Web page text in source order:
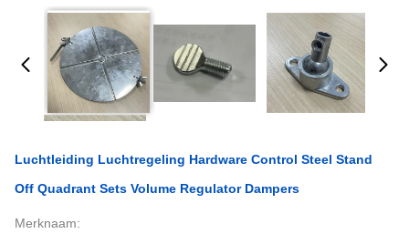
Luchtleiding Luchtregeling Hardware Control Steel Stand
Off Quadrant Sets Volume Regulator Dampers
Merknaam: